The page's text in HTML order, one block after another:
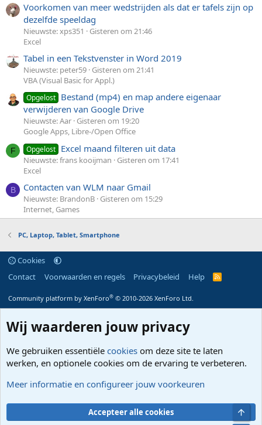
Voorkomen van meer wedstrijden als dat er tafels zijn op
dezelfde speeldag
Nieuwste: xps351
Gisteren om 21:46
Excel
Tabel in een Tekstvenster in Word 2019
Nieuwste: peter59 Gisteren om 21:41
VBA (Visual Basic for Appl.)
Opgelost Bestand (mp4) en map andere eigenaar
verwijderen van Google Drive
Nieuwste: Aar Gisteren om 19:20
Google Apps, Libre-/Open Office
F Opgelost Excel maand filteren uit data
Nieuwste: frans kooijman
Gisteren om 17:41
Excel
B Contacten van WLM naar Gmail
Nieuwste: BrandonB Gisteren om 15:29
Internet, Games
PC, Laptop, Tablet, Smartphone
Cookies
Contact
Voorwaarden en regels Privacybeleid Help
R
Community platform by XenForo® © 2010-2026 XenForo Ltd.
Wij waarderen jouw privacy
We gebruiken essentiële cookies om deze site te laten
werken, en optionele cookies om de ervaring te verbeteren.
Meer informatie en configureer jouw voorkeuren
Accepteer alle cookies